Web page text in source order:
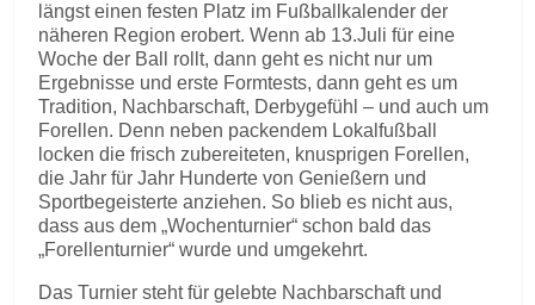
längst einen festen Platz im Fußballkalender der
näheren Region erobert. Wenn ab 13.Juli für eine
Woche der Ball rollt, dann geht es nicht nur um
Ergebnisse und erste Formtests, dann geht es um
Tradition, Nachbarschaft, Derbygefühl – und auch um
Forellen. Denn neben packendem Lokalfußball
locken die frisch zubereiteten, knusprigen Forellen,
die Jahr für Jahr Hunderte von Genießern und
Sportbegeisterte anziehen. So blieb es nicht aus,
dass aus dem „Wochenturnier“ schon bald das
„Forellenturnier“ wurde und umgekehrt.
Das Turnier steht für gelebte Nachbarschaft und